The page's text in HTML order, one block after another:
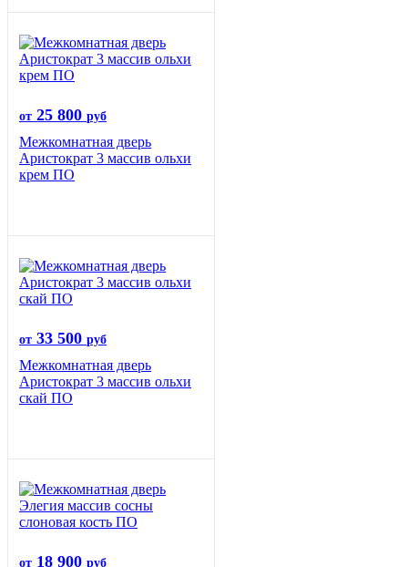
от 25 800 руб
Межкомнатная дверь
Аристократ 3 массив ольхи
крем ПО
от 33 500 руб
Межкомнатная дверь
Аристократ 3 массив ольхи
скай ПО
от 18 900 руб